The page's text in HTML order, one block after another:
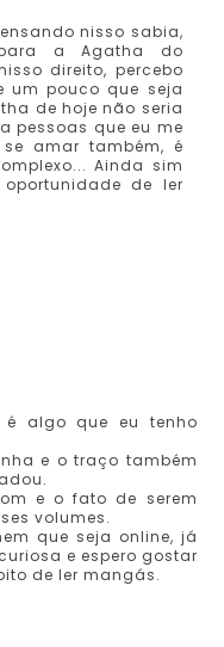
nisso sabia,
a Agatha do
direito, percebo
um pouco que seja
de hoje não seria
pessoas que eu me
amar também, é
Ainda sim
de ler
algo que eu tenho
e o traço também
e o fato de serem
volumes.
que seja online, já
e espero gostar
de ler mangás.